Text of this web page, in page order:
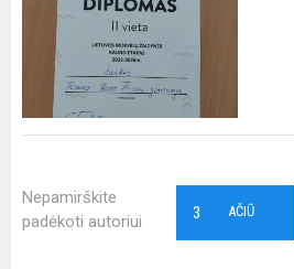
Nepamirškite
padėkoti autoriui
AČIŪ
3